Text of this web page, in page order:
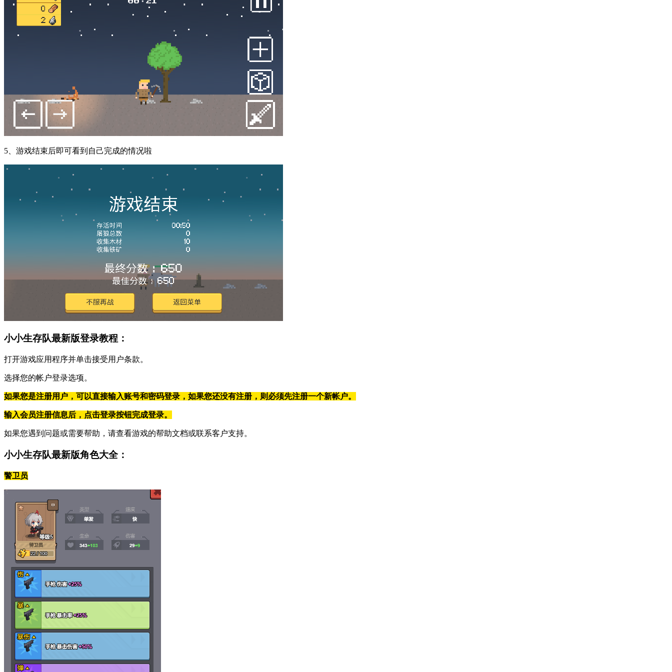
5、游戏结束后即可看到自己完成的情况啦
小小生存队最新版登录教程：
打开游戏应用程序并单击接受用户条款。
选择您的帐户登录选项。
如果您是注册用户，可以直接输入账号和密码登录，如果您还没有注册，则必须先注册一个新帐户。
输入会员注册信息后，点击登录按钮完成登录。
如果您遇到问题或需要帮助，请查看游戏的帮助文档或联系客户支持。
小小生存队最新版角色大全：
警卫员